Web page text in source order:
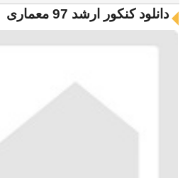
دانلود کنکور ارشد 97 معماری